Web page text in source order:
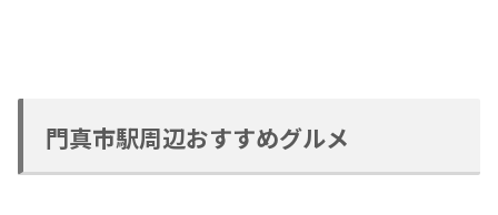
門真市駅周辺おすすめグルメ